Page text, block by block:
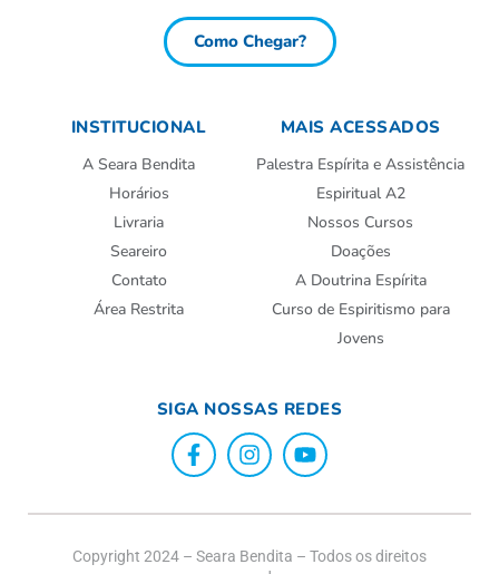
Como Chegar?
INSTITUCIONAL
A Seara Bendita
Horários
Livraria
Seareiro
Contato
Área Restrita
MAIS ACESSADOS
Palestra Espírita e Assistência
Espiritual A2
Nossos Cursos
Doações
A Doutrina Espírita
Curso de Espiritismo para
Jovens
SIGA NOSSAS REDES
Copyright 2024 – Seara Bendita – Todos os direitos